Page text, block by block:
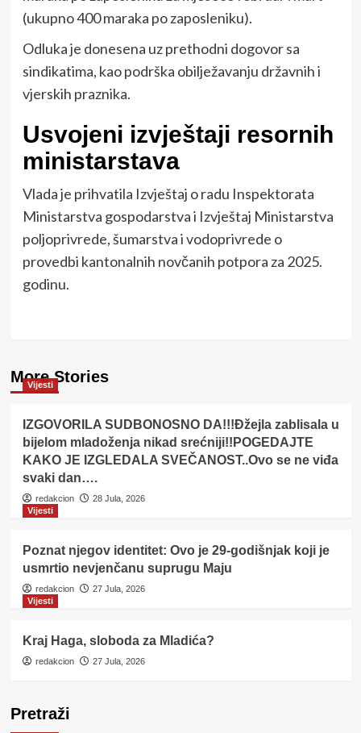
(ukupno 400 maraka po zaposleniku).
Odluka je donesena uz prethodni dogovor sa
sindikatima, kao podrška obilježavanju državnih i
vjerskih praznika.
Usvojeni izvještaji resornih
ministarstava
Vlada je prihvatila Izvještaj o radu Inspektorata
Ministarstva gospodarstva i Izvještaj Ministarstva
poljoprivrede, šumarstva i vodoprivrede o
provedbi kantonalnih novčanih potpora za 2025.
godinu.
More Stories
Vijesti
IZGOVORILA SUDBONOSNO DA!!!Đžejla zablisala u
bijelom mladoženja nikad srećniji!!POGEDAJTE
KAKO JE IZGLEDALA SVEČANOST..Ovo se ne viđa
svaki dan….
redakcion
28 Jula, 2026
Vijesti
Poznat njegov identitet: Ovo je 29-godišnjak koji je
usmrtio nevjenčanu suprugu Maju
redakcion
27 Jula, 2026
Vijesti
Kraj Haga, sloboda za Mladića?
redakcion 27 Jula, 2026
Pretraži